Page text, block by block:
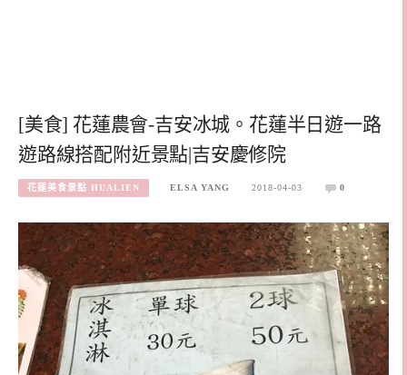
[美食] 花蓮農會-吉安冰城。花蓮半日遊一路
遊路線搭配附近景點|吉安慶修院
花蓮美食景點 HUALIEN ELSA YANG 2018-04-03 0